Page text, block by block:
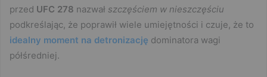
przed UFC 278 nazwał szczęściem w nieszczęściu
podkreślając, że poprawił wiele umiejętności i czuje, że to
idealny moment na detronizację dominatora wagi
półśredniej.